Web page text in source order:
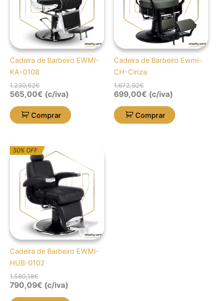
Cadeira de Barbeiro EWMI-
KA-0108
1.230,62€
565,00€ (c/iva)
Comprar
Cadeira de Barbeiro Ewmi-
CH-Cinza
1.672,92€
699,00€ (c/iva)
Comprar
50% OFF
Cadeira de Barbeiro EWMI-
HUB-0102
1.580,18€
O
preço
original
era:
1.580,18€.
O
preço
atual
é:
790,09€.
790,09€ (c/iva)